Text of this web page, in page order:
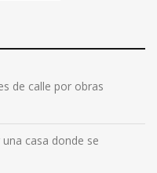
de calle por obras
casa donde se